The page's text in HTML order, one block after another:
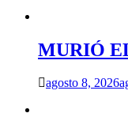
MURIÓ
agosto 8, 2026